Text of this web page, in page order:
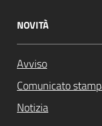
NOVITÀ
Avviso
Comunicato
Notizia